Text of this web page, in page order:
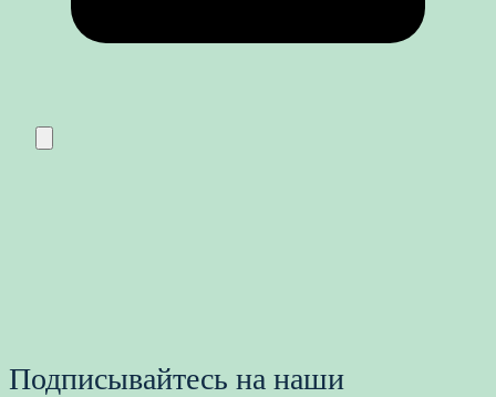
Подписывайтесь на наши